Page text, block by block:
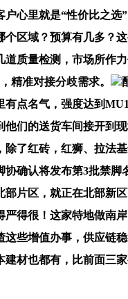
心里就是“性价比之
区域？预算有几多？
质量检测，市场所作
精准对接分歧需求。
点名气，强度达到
们的送货车间接开到
了红砖，红狮、拉
确认将发布第3批禁
片区，就正在北部新
严得很！这家特地做南
些增值办事，供应链
材也都有，比前面三